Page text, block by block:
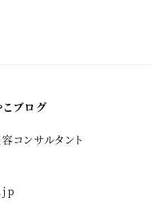
ブログ
コンサルタント